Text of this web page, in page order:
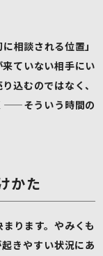
相談される位置」
ていない相手にい
込むのではなく、
——そういう時間の
かた
ります。やみくも
きやすい状況にあ